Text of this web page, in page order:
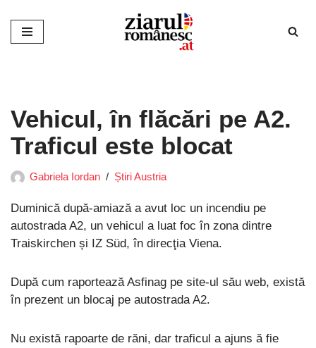
Sari
Vehicul, în flăcări pe A2.
Traficul este blocat
Gabriela Iordan Știri Austria
Duminică după-amiază a avut loc un incendiu pe
autostrada A2, un vehicul a luat foc în zona dintre
Traiskirchen și IZ Süd, în direcţia Viena.
După cum raportează Asfinag pe site-ul său web, există
în prezent un blocaj pe autostrada A2.
Nu există rapoarte de răni, dar traficul a ajuns ă fie